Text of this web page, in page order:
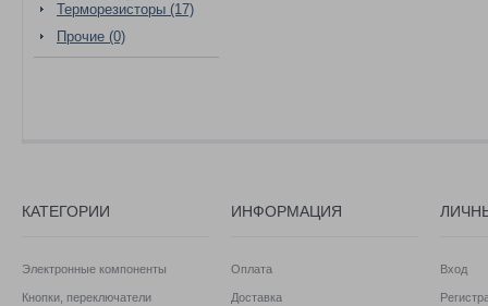
Терморезисторы (17)
Прочие (0)
КАТЕГОРИИ
Электронные компоненты
Кнопки, переключатели
ИНФОРМАЦИЯ
Оплата
Доставка
Вход